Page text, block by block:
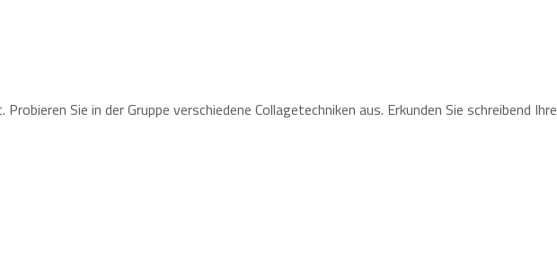
Sie in der Gruppe verschiedene Collagetechniken aus. Erkunden Sie schreibend Ihre